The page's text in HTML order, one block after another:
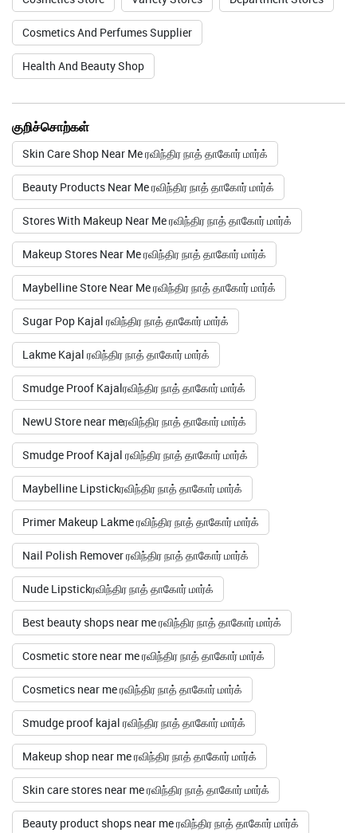
Cosmetics And Perfumes Supplier
Health And Beauty Shop
குறிச்சொற்கள்
Skin Care Shop Near Me ரவிந்திர நாத் தாகோர் மார்க்
Beauty Products Near Me ரவிந்திர நாத் தாகோர் மார்க்
Stores With Makeup Near Me ரவிந்திர நாத் தாகோர் மார்க்
Makeup Stores Near Me ரவிந்திர நாத் தாகோர் மார்க்
Maybelline Store Near Me ரவிந்திர நாத் தாகோர் மார்க்
Sugar Pop Kajal ரவிந்திர நாத் தாகோர் மார்க்
Lakme Kajal ரவிந்திர நாத் தாகோர் மார்க்
Smudge Proof Kajalரவிந்திர நாத் தாகோர் மார்க்
NewU Store near meரவிந்திர நாத் தாகோர் மார்க்
Smudge Proof Kajal ரவிந்திர நாத் தாகோர் மார்க்
Maybelline Lipstickரவிந்திர நாத் தாகோர் மார்க்
Primer Makeup Lakme ரவிந்திர நாத் தாகோர் மார்க்
Nail Polish Remover ரவிந்திர நாத் தாகோர் மார்க்
Nude Lipstickரவிந்திர நாத் தாகோர் மார்க்
Best beauty shops near me ரவிந்திர நாத் தாகோர் மார்க்
Cosmetic store near me ரவிந்திர நாத் தாகோர் மார்க்
Cosmetics near me ரவிந்திர நாத் தாகோர் மார்க்
Smudge proof kajal ரவிந்திர நாத் தாகோர் மார்க்
Makeup shop near me ரவிந்திர நாத் தாகோர் மார்க்
Skin care stores near me ரவிந்திர நாத் தாகோர் மார்க்
Beauty product shops near me ரவிந்திர நாத் தாகோர் மார்க்